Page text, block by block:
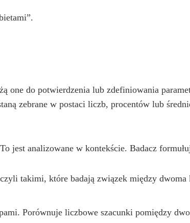
one do potwierdzenia lub zdefiniowania
zebrane w postaci liczb, procentów lub
analizowane w kontekście. Badacz
takimi, które badają związek między dwoma
Porównuje liczbowe szacunki pomiędzy